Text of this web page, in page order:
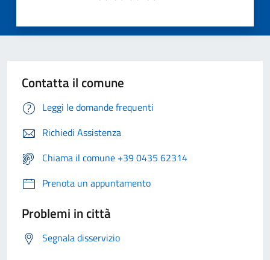
Contatta il comune
Leggi le domande frequenti
Richiedi Assistenza
Chiama il comune +39 0435 62314
Prenota un appuntamento
Problemi in città
Segnala disservizio